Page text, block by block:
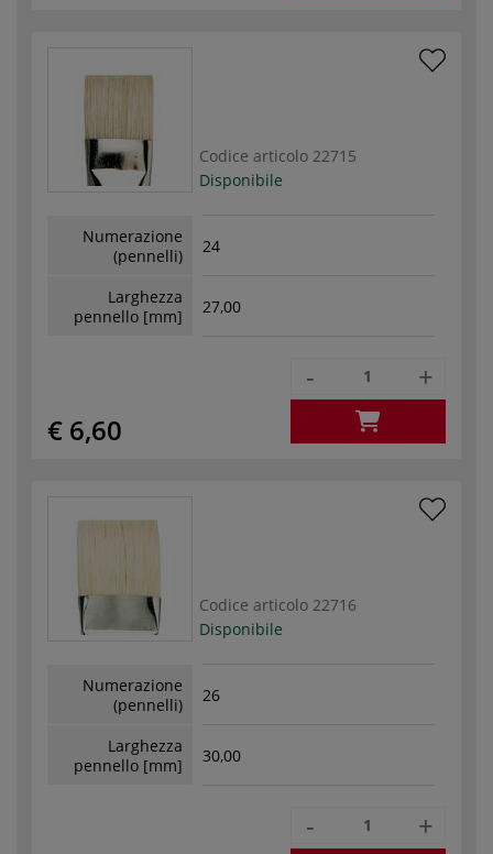
Codice articolo 22715
Disponibile
Numerazione
(pennelli)
24
Larghezza
pennello [mm]
27,00
€ 6,60
- +
Codice articolo 22716
Disponibile
Numerazione
(pennelli)
26
Larghezza
pennello [mm]
30,00
- +